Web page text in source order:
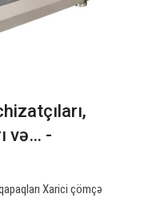
və… -
Xarici çömçə